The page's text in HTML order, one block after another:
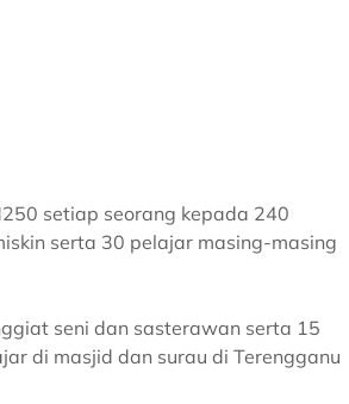
setiap seorang kepada 240
serta 30 pelajar masing-masing
seni dan sasterawan serta 15
di masjid dan surau di Terengganu